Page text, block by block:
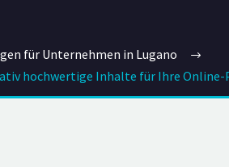
für Unternehmen in Lugano
hochwertige Inhalte für Ihre Online-